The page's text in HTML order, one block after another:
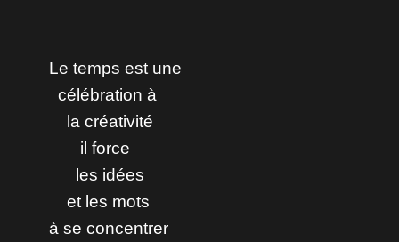
Le temps est une
célébration à
la créativité
il force
les idées
et les mots
à se concentrer